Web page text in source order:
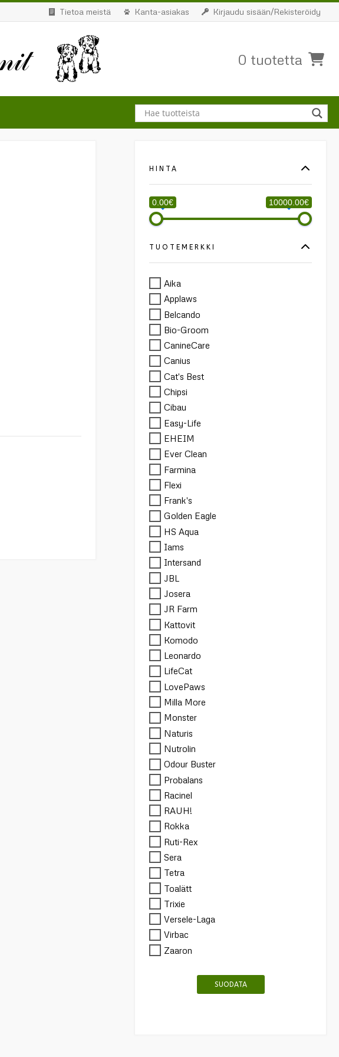
Tietoa meistä Kanta-asiakas Kirjaudu sisään/Rekisteröidy
0 tuotetta
HINTA
0.00€ 10000.00€
TUOTEMERKKI
Aika
Applaws
Belcando
Bio-Groom
CanineCare
Canius
Cat's Best
Chipsi
Cibau
Easy-Life
EHEIM
Ever Clean
Farmina
Flexi
Frank's
Golden Eagle
HS Aqua
Iams
Intersand
JBL
Josera
JR Farm
Kattovit
Komodo
Leonardo
LifeCat
LovePaws
Milla More
Monster
Naturis
Nutrolin
Odour Buster
Probalans
Racinel
RAUH!
Rokka
Ruti-Rex
Sera
Tetra
Toalätt
Trixie
Versele-Laga
Virbac
Zaaron
SUODATA